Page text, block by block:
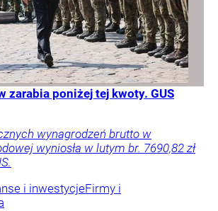
zarabia poniżej tej kwoty. GUS
wynagrodzeń brutto w
wyniosła w lutym br. 7690,82 zł
i inwestycjeFirmy i